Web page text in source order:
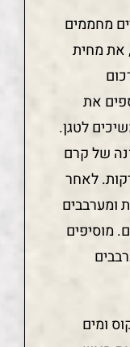
מחממים
את מחית
את
לטגן.
של קרם
ומטגנים הכול יחד 5 דקות. לאחר
ומערבבים
מוסיפים
ומים